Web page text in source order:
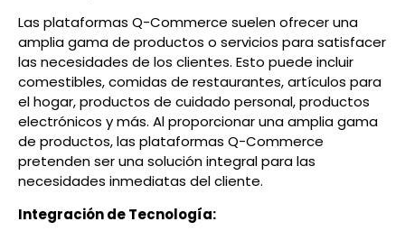
Las plataformas Q-Commerce suelen ofrecer una
amplia gama de productos o servicios para satisfacer
las necesidades de los clientes. Esto puede incluir
comestibles, comidas de restaurantes, artículos para
el hogar, productos de cuidado personal, productos
electrónicos y más. Al proporcionar una amplia gama
de productos, las plataformas Q-Commerce
pretenden ser una solución integral para las
necesidades inmediatas del cliente.
Integración de Tecnología: